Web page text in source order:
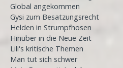
Global angekommen
Gysi zum Besatzungsrecht
Helden in Strumpfhosen
Hinüber in die Neue Zeit
Lili's kritische Themen
Man tut sich schwer